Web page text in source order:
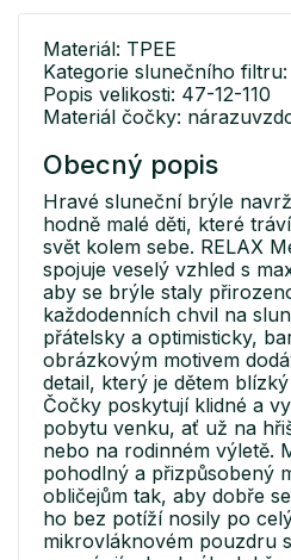
Materiál: TPEE
Kategorie slunečního filtru:
Popis velikosti: 47-12-110
Materiál čočky:
Obecný popis
Hravé sluneční brýle
hodně malé děti, které
svět kolem sebe. RELAX
spojuje veselý vzhled s
aby se brýle staly
každodenních chvil na
přátelsky a optimisticky,
obrázkovým motivem
detail, který je dětem
Čočky poskytují klidné a
pobytu venku, ať už na
nebo na rodinném výletě.
pohodlný a přizpůsobený
obličejům tak, aby dobře
ho bez potíží nosily po
mikrovláknovém pouzdru